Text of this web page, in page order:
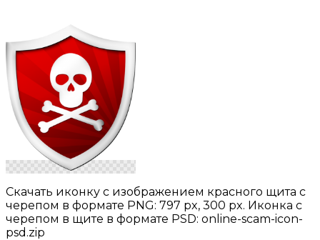
Скачать иконку с изображением красного щита с
черепом в формате PNG: 797 px, 300 px. Иконка с
черепом в щите в формате PSD: online-scam-icon-
psd.zip